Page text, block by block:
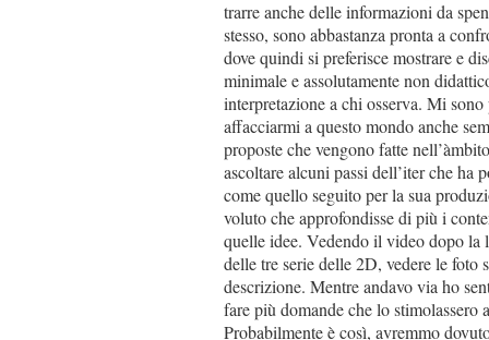
trarre anche delle informazioni da
stesso, sono abbastanza pronta a
dove quindi si preferisce mostrare e
minimale e assolutamente non
interpretazione a chi osserva. Mi
affacciarmi a questo mondo anche
proposte che vengono fatte
ascoltare alcuni passi dell’iter che ha
come quello seguito per la sua
voluto che approfondisse di più i
quelle idee. Vedendo il video dopo la
delle tre serie delle 2D, vedere le foto
descrizione. Mentre andavo via ho
fare più domande che lo stimolassero
Probabilmente è così, avremmo